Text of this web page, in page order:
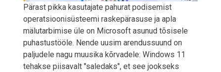
Pärast pikka kasutajate pahurat podisemist
operatsioonisüsteemi raskepärasuse ja apla
mälutarbimise üle on Microsoft asunud tõsisele
puhastustööle. Nende uusim arendussuund on
paljudele nagu muusika kõrvadele: Windows 11
tehakse piisavalt "saledaks", et see jookseks